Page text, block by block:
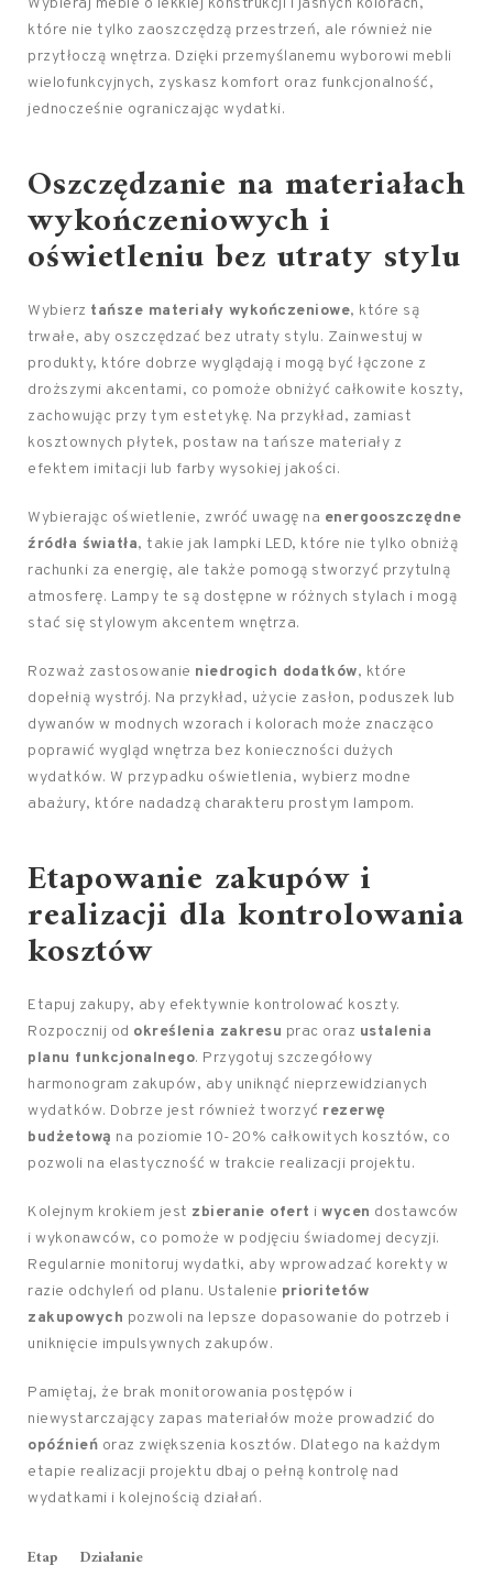
które nie tylko zaoszczędzą przestrzeń, ale również nie
przytłoczą wnętrza. Dzięki przemyślanemu wyborowi mebli
wielofunkcyjnych, zyskasz komfort oraz funkcjonalność,
jednocześnie ograniczając wydatki.
Oszczędzanie na materiałach
wykończeniowych i
oświetleniu bez utraty stylu
Wybierz tańsze materiały wykończeniowe, które są
trwałe, aby oszczędzać bez utraty stylu. Zainwestuj w
produkty, które dobrze wyglądają i mogą być łączone z
droższymi akcentami, co pomoże obniżyć całkowite koszty,
zachowując przy tym estetykę. Na przykład, zamiast
kosztownych płytek, postaw na tańsze materiały z
efektem imitacji lub farby wysokiej jakości.
Wybierając oświetlenie, zwróć uwagę na energooszczędne
źródła światła, takie jak lampki LED, które nie tylko obniżą
rachunki za energię, ale także pomogą stworzyć przytulną
atmosferę. Lampy te są dostępne w różnych stylach i mogą
stać się stylowym akcentem wnętrza.
Rozważ zastosowanie niedrogich dodatków, które
dopełnią wystrój. Na przykład, użycie zasłon, poduszek lub
dywanów w modnych wzorach i kolorach może znacząco
poprawić wygląd wnętrza bez konieczności dużych
wydatków. W przypadku oświetlenia, wybierz modne
abażury, które nadadzą charakteru prostym lampom.
Etapowanie zakupów i
realizacji dla kontrolowania
kosztów
Etapuj zakupy, aby efektywnie kontrolować koszty.
Rozpocznij od określenia zakresu prac oraz ustalenia
planu funkcjonalnego. Przygotuj szczegółowy
harmonogram zakupów, aby uniknąć nieprzewidzianych
wydatków. Dobrze jest również tworzyć rezerwę
budżetową na poziomie 10-20% całkowitych kosztów, co
pozwoli na elastyczność w trakcie realizacji projektu.
Kolejnym krokiem jest zbieranie ofert i wycen dostawców
i wykonawców, co pomoże w podjęciu świadomej decyzji.
Regularnie monitoruj wydatki, aby wprowadzać korekty w
razie odchyleń od planu. Ustalenie prioritetów
zakupowych pozwoli na lepsze dopasowanie do potrzeb i
uniknięcie impulsywnych zakupów.
Pamiętaj, że brak monitorowania postępów i
niewystarczający zapas materiałów może prowadzić do
opóźnień oraz zwiększenia kosztów. Dlatego na każdym
etapie realizacji projektu dbaj o pełną kontrolę nad
wydatkami i kolejnością działań.
Etap
Działanie